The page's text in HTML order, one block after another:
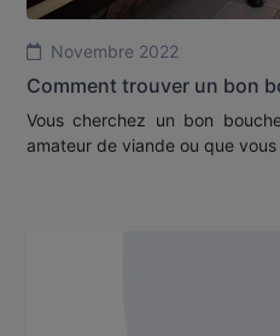
Novembre 2022
Comment trouver un bon
Vous cherchez un bon
amateur de viande ou que